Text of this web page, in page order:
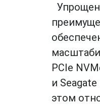
PCIe
и
этом